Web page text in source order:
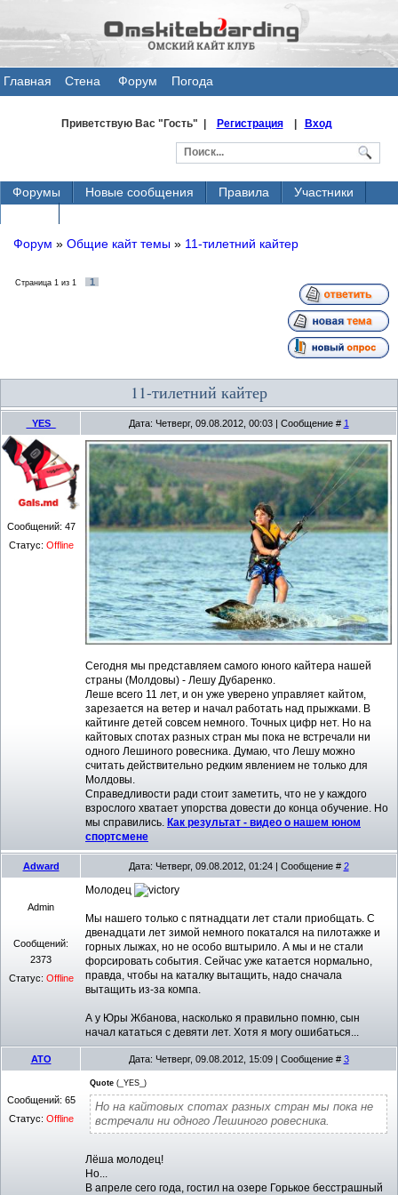
Главная
Стена
Форум Погода
Приветствую Вас"Гость" | Регистрация| Вход
Форумы Новые сообщения Правила
Участники
Форум » Общие кайт темы » 11-тилетний кайтер
Страница 1 из 1 1
11-тилетний кайтер
_YES_ Дата: Четверг, 09.08.2012, 00:03 | Сообщение # 1
Сообщений: 47
Статус: Offline
Сегодня мы представляем самого юного кайтера нашей
страны (Молдовы) - Лешу Дубаренко.
Леше всего 11 лет, и он уже уверено управляет кайтом,
зарезается на ветер и начал работать над прыжками. В
кайтинге детей совсем немного. Точных цифр нет. Но на
кайтовых спотах разных стран мы пока не встречали ни
одного Лешиного ровесника. Думаю, что Лешу можно
считать действительно редким явлением не только для
Молдовы.
Справедливости ради стоит заметить, что не у каждого
взрослого хватает упорства довести до конца обучение. Но
мы справились. Как результат - видео о нашем юном
спортсмене
Adward Дата: Четверг, 09.08.2012, 01:24 | Сообщение # 2
Admin
Сообщений:
2373
Статус: Offline
Молодец
Мы нашего только с пятнадцати лет стали приобщать. С
двенадцати лет зимой немного покатался на пилотажке и
горных лыжах, но не особо вштырило. А мы и не стали
форсировать события. Сейчас уже катается нормально,
правда, чтобы на каталку вытащить, надо сначала
вытащить из-за компа.
А у Юры Жбанова, насколько я правильно помню, сын
начал кататься с девяти лет. Хотя я могу ошибаться...
ATO Дата: Четверг, 09.08.2012, 15:09 | Сообщение # 3
Сообщений: 65
Статус: Offline
Quote ( _YES_ )
Но на кайтовых спотах разных стран мы пока не
встречали ни одного Лешиного ровесника.
Лёша молодец!
Но...
В апреле сего года, гостил на озере Горькое бесстрашный